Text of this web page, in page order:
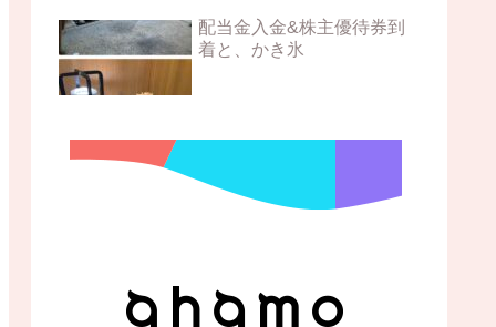
配当金入金&株主優待券到
着と、かき氷